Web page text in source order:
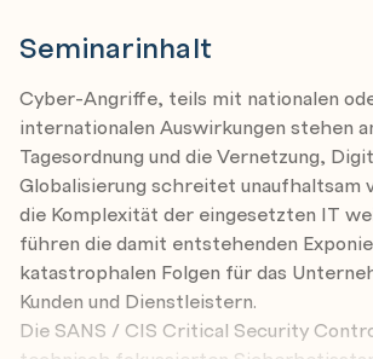
Seminarinhalt
Cyber-Angriffe, teils mit nationalen
internationalen Auswirkungen stehen
Tagesordnung und die Vernetzung,
Globalisierung schreitet unaufhaltsam
die Komplexität der eingesetzten IT
führen die damit entstehenden
katastrophalen Folgen für das
Kunden und Dienstleistern.
Die SANS / CIS Critical Security